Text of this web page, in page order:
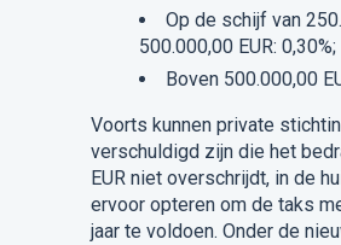
Op de schijf van
500.000,00 EUR: 0,30%;
Boven 500.000,00
Voorts kunnen private
verschuldigd zijn die het
EUR niet overschrijdt, in de
ervoor opteren om de taks
jaar te voldoen. Onder de